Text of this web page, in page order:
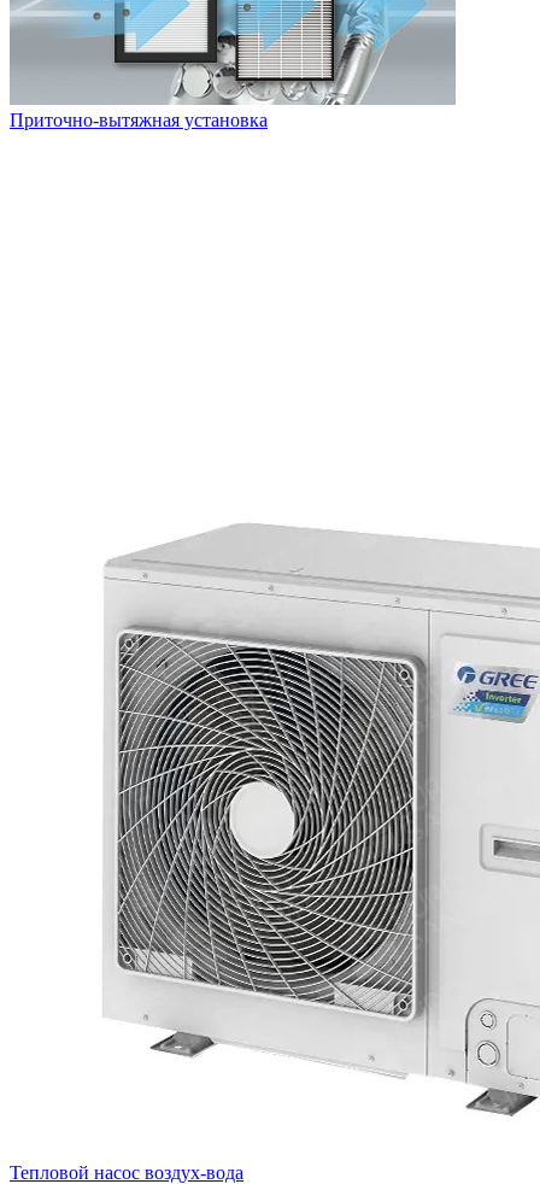
Приточно-вытяжная установка
Тепловой насос воздух-вода